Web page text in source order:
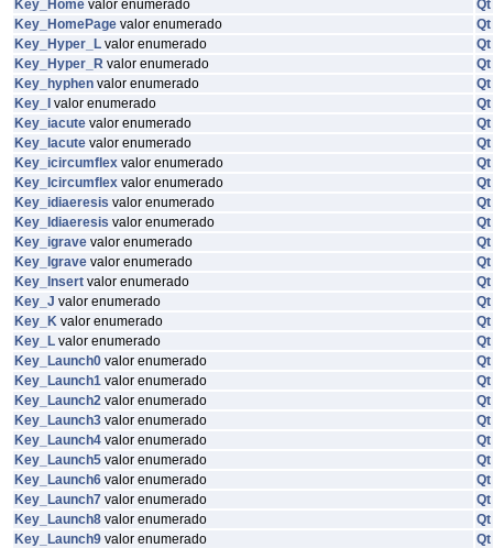
Key_Home valor enumerado
Qt
Key_HomePage valor enumerado
Qt
Key_Hyper_L valor enumerado
Qt
Key_Hyper_R valor enumerado
Qt
Key_hyphen valor enumerado
Qt
Key_I
valor enumerado
Qt
Key_iacute valor enumerado
Qt
Key_Iacute valor enumerado
Qt
Key_icircumflex valor enumerado
Qt
Key_Icircumflex valor enumerado
Qt
Key_idiaeresis valor enumerado
Qt
Key_Idiaeresis valor enumerado
Qt
Key_igrave valor enumerado
Qt
Key_Igrave valor enumerado
Qt
Key_Insert valor enumerado
Qt
Key_J valor enumerado
Qt
Key_K valor enumerado
Qt
Key_L valor enumerado
Qt
Key_Launch0 valor enumerado
Qt
Key_Launch1 valor enumerado
Qt
Key_Launch2 valor enumerado
Qt
Key_Launch3 valor enumerado
Qt
Key_Launch4 valor enumerado
Qt
Key_Launch5 valor enumerado
Qt
Key_Launch6 valor enumerado
Qt
Key_Launch7 valor enumerado
Qt
Key_Launch8 valor enumerado
Qt
Key_Launch9 valor enumerado
Qt